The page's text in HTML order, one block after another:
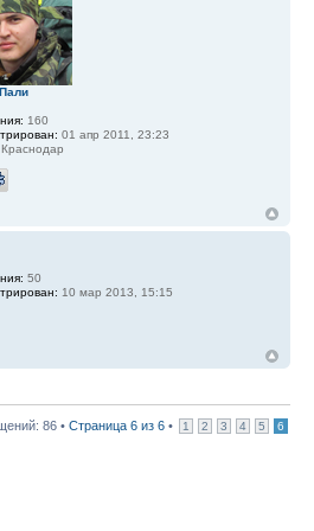
160
01 апр 2011, 23:23
Краснодар
50
10 мар 2013, 15:15
86 • Страница 6 из 6 • 1 2 3 4 5 6